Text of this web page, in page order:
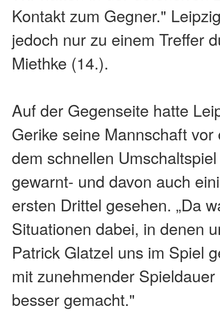
Kontakt zum Gegner."
jedoch nur zu einem Treffer
Miethke (14.).
Auf der Gegenseite hatte
Gerike seine Mannschaft
dem schnellen
gewarnt- und davon auch
ersten Drittel gesehen. „Da
Situationen dabei, in denen
Patrick Glatzel uns im Spiel
mit zunehmender
besser gemacht."